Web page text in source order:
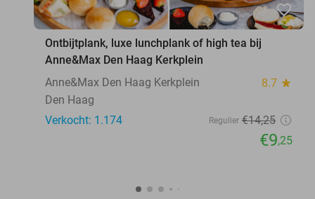
favorite_border
Ontbijtplank, luxe lunchplank of high tea bij
Anne&Max Den Haag Kerkplein
Anne&Max Den Haag Kerkplein
8.7 star
Den Haag
Verkocht: 1.174
Regulier €14,25
€9,25